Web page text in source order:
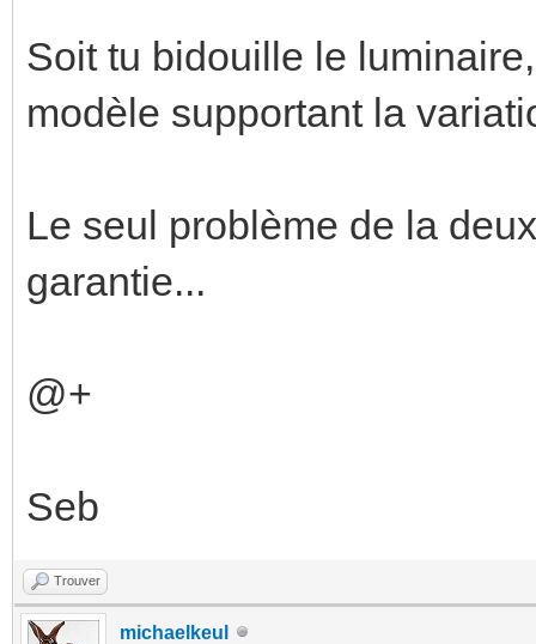
Soit tu bidouille le
modèle supportant la
Le seul problème de la
garantie...
@+
Seb
Trouver
michaelkeul